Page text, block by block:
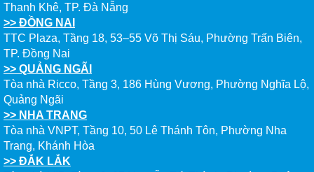
Thanh Khê, TP. Đà Nẵng
>> ĐỒNG NAI
TTC Plaza, Tầng 18, 53–55 Võ Thị Sáu, Phường Trấn Biên,
TP. Đồng Nai
>> QUẢNG NGÃI
Tòa nhà Ricco, Tầng 3, 186 Hùng Vương, Phường Nghĩa Lộ,
Quảng Ngãi
>> NHA TRANG
Tòa nhà VNPT, Tầng 10, 50 Lê Thánh Tôn, Phường Nha
Trang, Khánh Hòa
>> ĐẮK LẮK